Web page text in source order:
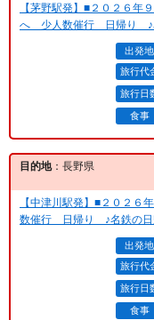
【茅野駅発】■２０２６年
へ 少人数催行 日帰り ♪
出発地
旅行代
旅行日
食事
目的地：長野県
【中津川駅発】■２０２
数催行 日帰り ♪名鉄の日
出発地
旅行代
旅行日
食事